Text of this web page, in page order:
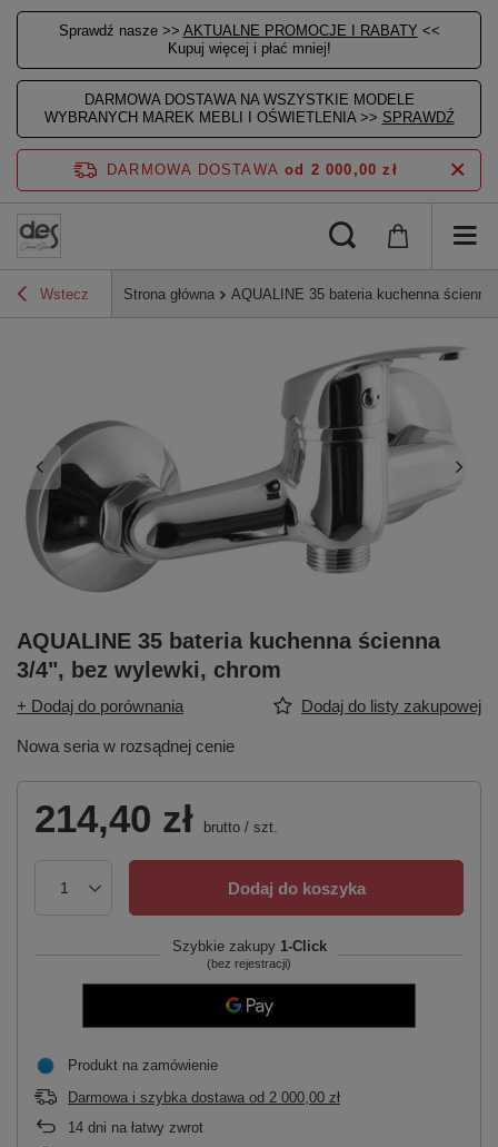
Sprawdź nasze >> AKTUALNE PROMOCJE I RABATY <<
Kupuj więcej i płać mniej!
DARMOWA DOSTAWA NA WSZYSTKIE MODELE
WYBRANYCH MAREK MEBLI I OŚWIETLENIA >> SPRAWDŹ
DARMOWA DOSTAWA od 2 000,00 zł
Wstecz Strona główna AQUALINE 35 bateria kuchenna
AQUALINE 35 bateria kuchenna ścienna
3/4", bez wylewki, chrom
+ Dodaj do porównania Dodaj do listy zakupowej
Nowa seria w rozsądnej cenie
214,40 zł brutto / szt.
Dodaj do koszyka
Szybkie zakupy 1-Click
(bez rejestracji)
Produkt na zamówienie
Darmowa i szybka dostawa od 2 000,00 zł
14 dni na łatwy zwrot